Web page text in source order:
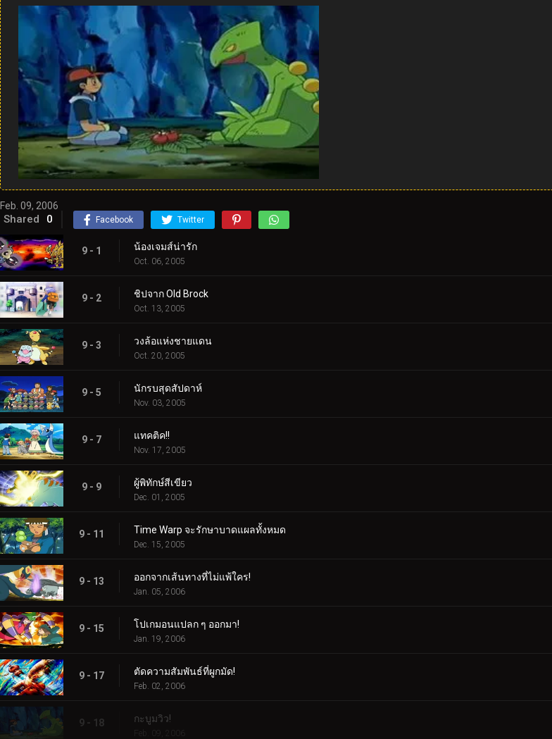
Feb. 09, 2006
Shared 0 Facebook Twitter
9 - 1 น้องเจมส์น่ารัก
Oct. 06, 2005
9 - 2 ชิปจาก Old Brock
Oct. 13, 2005
9 - 3 วงล้อแห่งชายแดน
Oct. 20, 2005
9 - 5 นักรบสุดสัปดาห์
Nov. 03, 2005
9 - 7 แทคติค!!
Nov. 17, 2005
9 - 9 ผู้พิทักษ์สีเขียว
Dec. 01, 2005
9 - 11 Time Warp จะรักษาบาดแผลทั้งหมด
Dec. 15, 2005
9 - 13 ออกจากเส้นทางที่ไม่แพ้ใคร!
Jan. 05, 2006
9 - 15 โปเกมอนแปลก ๆ ออกมา!
Jan. 19, 2006
9 - 17 ตัดความสัมพันธ์ที่ผูกมัด!
Feb. 02, 2006
9 - 18 กะบูมวิว!
Feb. 09, 2006